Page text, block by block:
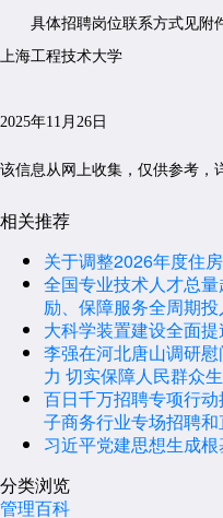
具体招聘岗位联系方式见附件
上海工程技术大学
2025年11月26日
该信息从网上收集，仅供参考，
相关推荐
关于调整2026年度住
全国专业技术人才总
励、保障服务全周期
大科学装置建设全面
李强在河北唐山调研
力 切实保障人民群众
百日千万招聘专项行
子商务行业专场招聘
习近平党建思想生成
分类浏览
管理百科